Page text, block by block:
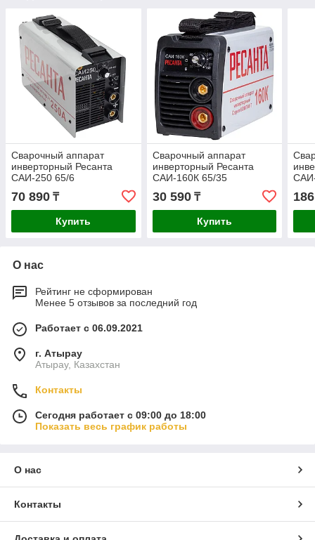
Сварочный аппарат
инверторный Ресанта
САИ-250 65/6
70 890 ₸
Купить
Сварочный аппарат
инверторный Ресанта
САИ-160К 65/35
30 590₸
Купить
О нас
Рейтинг не сформирован
Менее 5 отзывов за последний год
Работает с 06.09.2021
г. Атырау
Атырау, Казахстан
Контакты
Сегодня работает с 09:00 до 18:00
Показать весь график работы
О нас
Контакты